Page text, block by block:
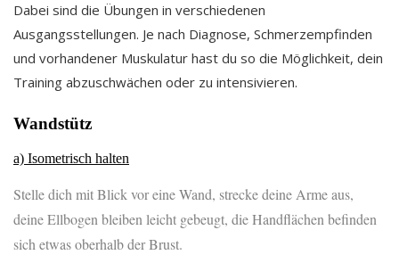
Dabei sind die Übungen in verschiedenen
Ausgangsstellungen. Je nach Diagnose, Schmerzempfinden
und vorhandener Muskulatur hast du so die Möglichkeit, dein
Training abzuschwächen oder zu intensivieren.
Wandstütz
a) Isometrisch halten
Stelle dich mit Blick vor eine Wand, strecke deine Arme aus,
deine Ellbogen bleiben leicht gebeugt, die Handflächen befinden
sich etwas oberhalb der Brust.